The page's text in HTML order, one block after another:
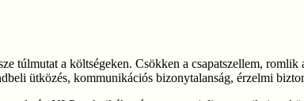
túlmutat a költségeken. Csökken a csapatszellem,
ütközés, kommunikációs bizonytalanság, érzelmi